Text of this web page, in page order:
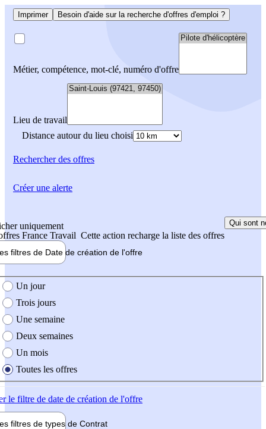
Imprimer Besoin d'aide sur la recherche d'offres d'emploi ?
Métier, compétence, mot-clé, numéro d'offre
Lieu de travail
Distance autour du lieu choisi
Rechercherdes offres
uniquement
France Travail Cette action recharge la liste des offres
Qui sont
filtres de Date de création de l'offre
création de l'offre
Un jour
Trois jours
Une semaine
Deux semaines
Un mois
Toutes les offres
le filtre de date de création de l'offre
filtres de types de Contrat
Créer une alerte